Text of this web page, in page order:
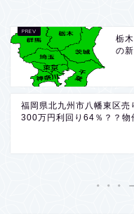
栃
の
福岡県北九州市八幡東区売
300万円利回り64％？？物